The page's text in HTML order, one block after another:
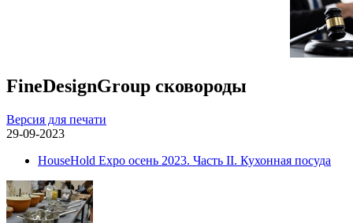
FineDesignGroup сковороды
Версия для печати
29-09-2023
HouseHold Expo осень 2023. Часть II. Кухонная посуда